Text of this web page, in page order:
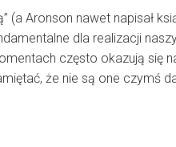
(a Aronson nawet napisał
dla realizacji
często okazują się
że nie są one czymś